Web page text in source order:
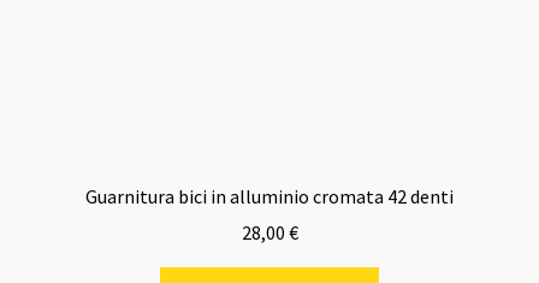
Guarnitura bici in alluminio cromata 42 denti
28,00 €